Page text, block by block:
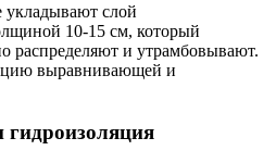
укладывают слой
10-15 см, который
распределяют и утрамбовывают.
выравнивающей и
гидроизоляция